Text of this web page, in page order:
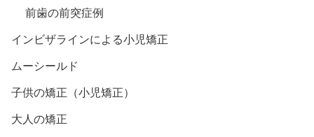
前歯の前突症例
インビザラインによる小児矯正
ムーシールド
子供の矯正（小児矯正）
大人の矯正